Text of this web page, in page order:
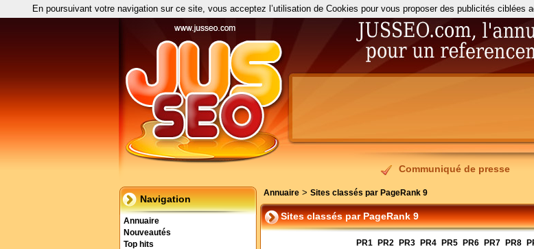
Communiqué de presse
Navigation
Annuaire
Nouveautés
Top hits
Annuaire > Sites classés par PageRank 9
Sites classés par PageRank 9
PR1 PR2 PR3 PR4 PR5 PR6 PR7 PR8
En poursuivant votre navigation sur ce site, vous acceptez l’utilisation de Cookies pour vous proposer des publicités